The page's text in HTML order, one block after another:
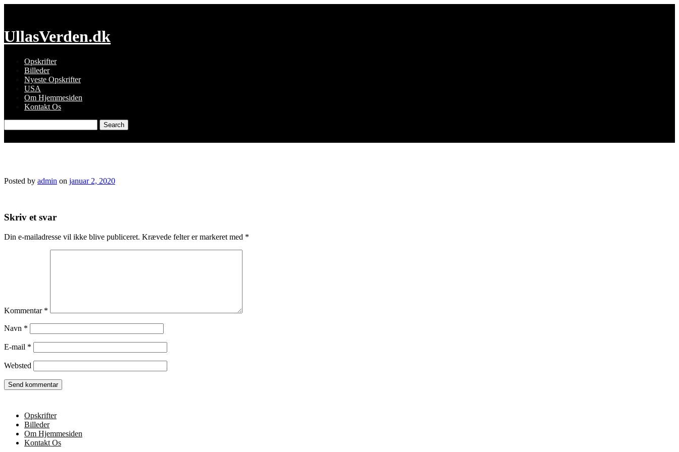
UllasVerden.dk
Opskrifter
Billeder
Nyeste Opskrifter
USA
Om Hjemmesiden
Kontakt Os
for:
Posted by admin on januar 2, 2020
Skriv et svar
Din e-mailadresse vil ikke blive publiceret. Krævede felter er markeret med *
Kommentar *
Navn *
E-mail *
Websted
Opskrifter
Billeder
Om Hjemmesiden
Kontakt Os